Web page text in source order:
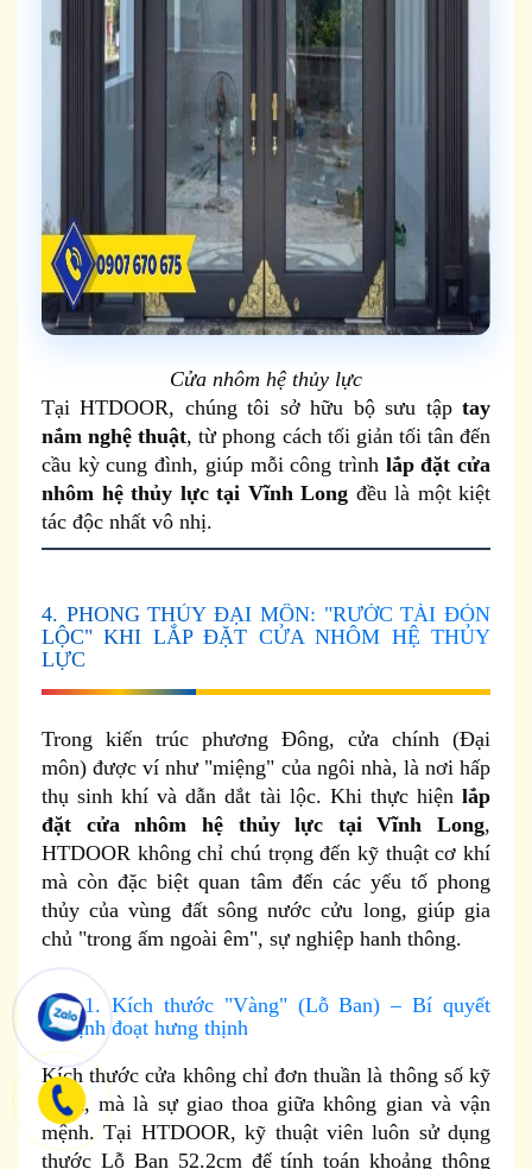
Cửa nhôm hệ thủy lực
Tại HTDOOR, chúng tôi sở hữu bộ sưu tậptay
nắm nghệ thuật, từ phong cách tối giản tối tân đến
cầu kỳ cung đình, giúp mỗi công trình lắp đặt cửa
nhôm hệ thủy lực tại Vĩnh Long đều là một kiệt
tác độc nhất vô nhị.
4. PHONG THỦY ĐẠI MÔN: "RƯỚC TÀI ĐÓN
LỘC" KHI LẮP ĐẶT CỬA NHÔM HỆ THỦY
LỰC
Trong kiến trúc phương Đông, cửa chính (Đại
môn) được ví như "miệng" của ngôi nhà, là nơi hấp
thụ sinh khí và dẫn dắt tài lộc. Khi thực hiện lắp
đặt cửa nhôm hệ thủy lực tại Vĩnh Long,
HTDOOR không chỉ chú trọng đến kỹ thuật cơ khí
mà còn đặc biệt quan tâm đến các yếu tố phong
thủy của vùng đất sông nước cửu long, giúp gia
chủ "trong ấm ngoài êm", sự nghiệp hanh thông.
4.1. Kích thước "Vàng" (Lỗ Ban) – Bí quyết
định đoạt hưng thịnh
Kích thước cửa không chỉ đơn thuần là thông số kỹ
thuật, mà là sự giao thoa giữa không gian và vận
mệnh. Tại HTDOOR, kỹ thuật viên luôn sử dụng
thước Lỗ Ban 52.2cm để tính toán khoảng thông